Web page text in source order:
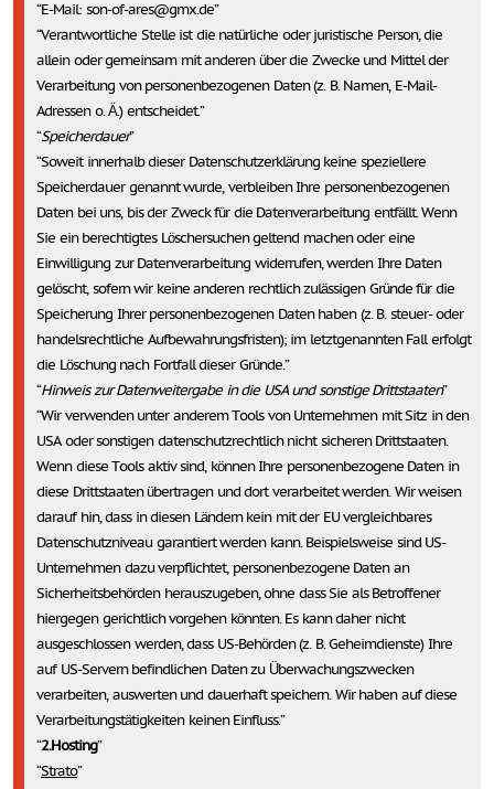
E-Mail: son-of-ares@gmx.de
Verantwortliche Stelle ist die natürliche oder juristische Person, die
allein oder gemeinsam mit anderen über die Zwecke und Mittel der
Verarbeitung von personenbezogenen Daten (z. B. Namen, E-Mail-
Adressen o. Ä.) entscheidet.
Speicherdauer
Soweit innerhalb dieser Datenschutzerklärung keine speziellere
Speicherdauer genannt wurde, verbleiben Ihre personenbezogenen
Daten bei uns, bis der Zweck für die Datenverarbeitung entfällt. Wenn
Sie ein berechtigtes Löschersuchen geltend machen oder eine
Einwilligung zur Datenverarbeitung widerrufen, werden Ihre Daten
gelöscht, sofern wir keine anderen rechtlich zulässigen Gründe für die
Speicherung Ihrer personenbezogenen Daten haben (z. B. steuer- oder
handelsrechtliche Aufbewahrungsfristen); im letztgenannten Fall erfolgt
die Löschung nach Fortfall dieser Gründe.
Hinweis zur Datenweitergabe in die USA und sonstige Drittstaaten
Wir verwenden unter anderem Tools von Unternehmen mit Sitz in den
USA oder sonstigen datenschutzrechtlich nicht sicheren Drittstaaten.
Wenn diese Tools aktiv sind, können Ihre personenbezogene Daten in
diese Drittstaaten übertragen und dort verarbeitet werden. Wir weisen
darauf hin, dass in diesen Ländern kein mit der EU vergleichbares
Datenschutzniveau garantiert werden kann. Beispielsweise sind US-
Unternehmen dazu verpflichtet, personenbezogene Daten an
Sicherheitsbehörden herauszugeben, ohne dass Sie als Betroffener
hiergegen gerichtlich vorgehen könnten. Es kann daher nicht
ausgeschlossen werden, dass US-Behörden (z. B. Geheimdienste) Ihre
auf US-Servern befindlichen Daten zu Überwachungszwecken
verarbeiten, auswerten und dauerhaft speichern. Wir haben auf diese
Verarbeitungstätigkeiten keinen Einfluss.
2.Hosting
Strato